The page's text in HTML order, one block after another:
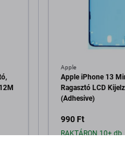
Apple
Apple iPhone 13
Ragasztó LCD
(Adhesive)
990 Ft
RAKTÁRON 10+ db